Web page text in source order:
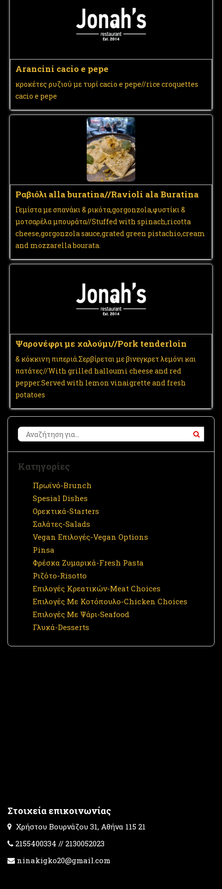
Arancini cacio e pepe
κροκέτες ρυζιού με τυρί cacio e pepe//rice croquettes
cacio e pepe
Ραβιόλι alla buratina//Ravioli ala Buratina
Γεμίστα με σπανάκι & ρικότα,gorgonzola,φυστίκι &
μοτσαρέλα μπουράτα//Stuffed with spinach,ricotta
cheese,gorgonzola sauce,grated green pistachio,cream
and mozzarella bourata.
Ψαρονέφρι με χαλούμι//Pork tenderloin
& κόκκινη πιπεριά.Σερβίρεται με βινεγκρετ λεμόνι και
πατάτες//With grilled halloumi cheese and red
pepper.Served with lemon vinaigrette and fresh
potatoes
Κατηγορίες
Πρωϊνό-Brunch
Spesial Dishes
Ορεκτικά-Starters
Σαλάτες-Salads
Vegan Επιλογές-Vegan Options
Pinsa
Φρέσκα Ζυμαρικά-Fresh Pasta
Ριζότο-Risotto
Επιλογές Κρεατικών-Meat Choices
Επιλογές Με Κοτόπουλο-Chicken Choices
Επιλογές Με Ψάρι-Seafood
Γλυκά-Desserts
Στοιχεία επικοινωνίας
Χρήστου Βουρνάζου 31, Αθήνα 115 21
2155400334 // 2130052023
ninakigko20@gmail.com